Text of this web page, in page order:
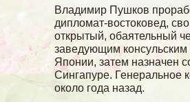
Владимир Пушков
дипломат-востоковед,
открытый, обаятельный
заведующим консульским
Японии, затем назначен
Сингапуре. Генеральное
около года назад.